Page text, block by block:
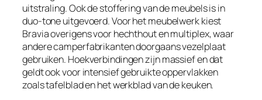
uitstraling. Ook de stoffering van de meubels is in
duo-tone uitgevoerd. Voor het meubelwerk kiest
Bravia overigens voor hechthout en multiplex, waar
andere camperfabrikanten doorgaans vezelplaat
gebruiken. Hoekverbindingen zijn massief en dat
geldt ook voor intensief gebruikte oppervlakken
zoals tafelblad en het werkblad van de keuken.